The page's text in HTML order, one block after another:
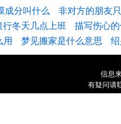
成分叫什么 非对方的朋友
行冬天几点上班 描写伤心
用 梦见搬家是什么意思
信息
有疑问请